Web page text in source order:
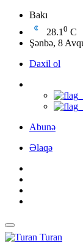
Bakı
28.1 0 C
Şənbə, 8
Daxil ol
Abunə
Əlaqə
Turan